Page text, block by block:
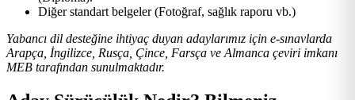
Diğer standart belgeler (Fotoğraf, sağlık raporu vb.)
Yabancı dil desteğine ihtiyaç duyan adaylarımız için e-sınavlarda
Arapça, İngilizce, Rusça, Çince, Farsça ve Almanca çeviri imkanı
MEB tarafından sunulmaktadır.